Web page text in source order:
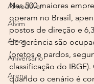
Almodóvar
Alvim
Amor
Aniversário
Arena
Nas 500 maiores
operam no Brasil,
postos de direção e
de gerência são
(pretos e pardos,
classificação do
quando o cenário é